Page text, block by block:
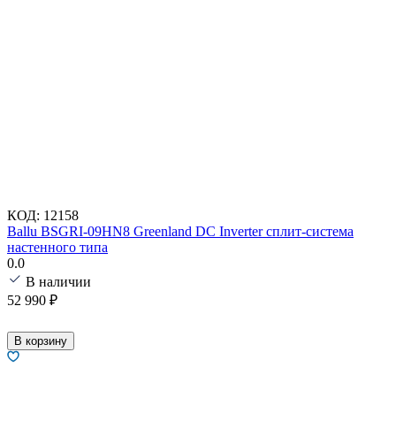
КОД: 12158
Ballu BSGRI-09HN8 Greenland DC Inverter сплит-система
настенного типа
0.0
В наличии
52 990 ₽
В корзину